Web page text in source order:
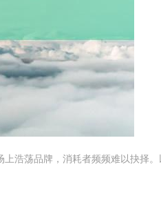
浩荡品牌，消耗者频频难以抉择